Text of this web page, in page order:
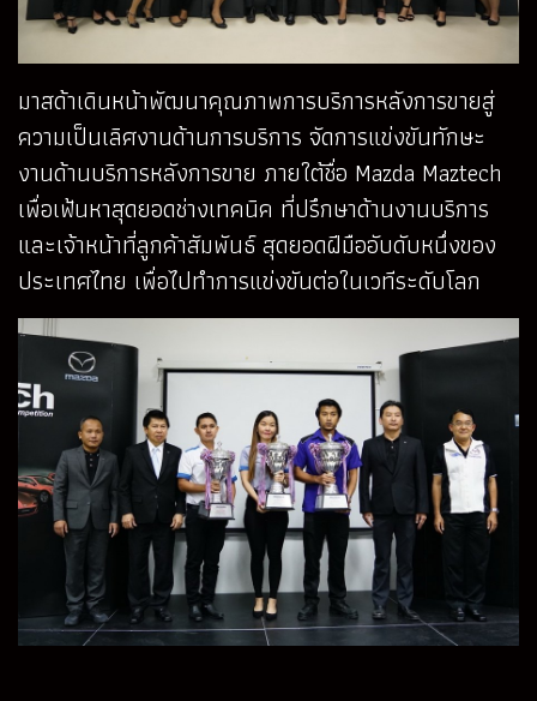
มาสด้าเดินหน้าพัฒนาคุณภาพการบริการหลังการขายสู่
ความเป็นเลิศงานด้านการบริการ จัดการแข่งขันทักษะ
งานด้านบริการหลังการขาย ภายใต้ชื่อ Mazda Maztech
เพื่อเฟ้นหาสุดยอดช่างเทคนิค ที่ปรึกษาด้านงานบริการ
และเจ้าหน้าที่ลูกค้าสัมพันธ์ สุดยอดฝีมืออับดับหนึ่งของ
ประเทศไทย เพื่อไปทำการแข่งขันต่อในเวทีระดับโลก